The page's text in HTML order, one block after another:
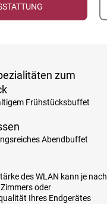
zum
Frühstücksbuffet
Abendbuffet
des WLAN kann je nach
oder
Ihres Endgerätes